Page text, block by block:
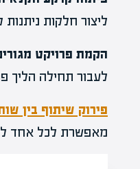
ליצור חלקות ניתנות
הקמת פרויקט
לעבור תחילה הליך
פירוק שיתוף בין
מאפשרת לכל אחד